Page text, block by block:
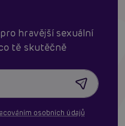
hravější sexuální
tě skutěčně
osobních údajů